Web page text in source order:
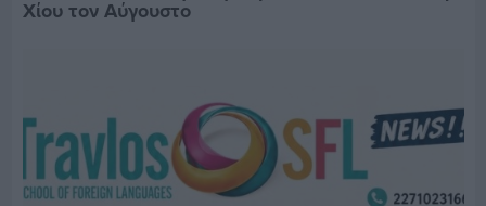
Χίου τον Αύγουστο